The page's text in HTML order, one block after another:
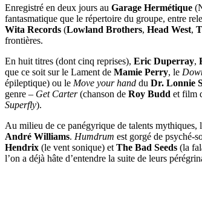
Enregistré en deux jours au Garage Hermétique
fantasmatique que le répertoire du groupe, entre
Wita Records (Lowland Brothers, Head West,
frontières.
En huit titres (dont cinq reprises), Eric Duperray,
que ce soit sur le Lament de Mamie Perry, le
épileptique) ou le Move your hand du Dr. Lonnie
genre – Get Carter(chanson de Roy Budd et film
Superfly).
Au milieu de ce panégyrique de talents mythiques,
André Williams. Humdrum est gorgé de psyché-
Hendrix (le vent sonique) et The Bad Seeds (la
l’on a déjà hâte d’entendre la suite de leurs